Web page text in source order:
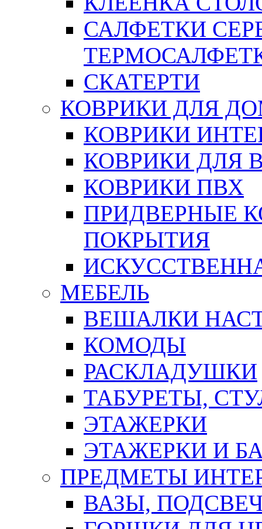
САЛФЕТКИ
СКАТЕРТИ
КОВРИКИ ДЛЯ
КОВРИКИ
КОВРИКИ ДЛЯ
КОВРИКИ ПВХ
ПРИДВЕРНЫЕ
ПОКРЫТИЯ
МЕБЕЛЬ
ВЕШАЛКИ
КОМОДЫ
РАСКЛАДУШКИ
ТАБУРЕТЫ,
ЭТАЖЕРКИ
ЭТАЖЕРКИ И
ПРЕДМЕТЫ
ВАЗЫ,